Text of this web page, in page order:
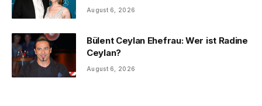
August 6, 2026
Bülent Ceylan Ehefrau: Wer ist Radine
Ceylan?
August 6, 2026